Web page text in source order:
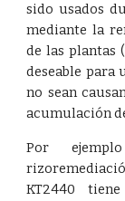
sido usados
mediante la
de las plantas
deseable para
no sean
acumulación
Por
KT2440